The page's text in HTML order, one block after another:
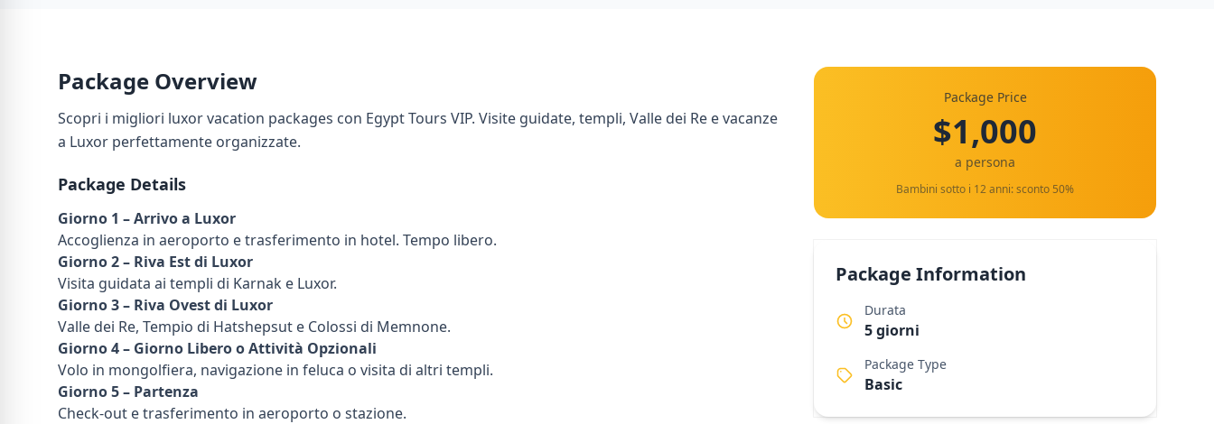
Package Overview
Scopri i migliori luxor vacation packages con Egypt Tours VIP. Visite guidate, templi, Valle dei Re e vacanze
a Luxor perfettamente organizzate.
Package Details
Giorno 1 – Arrivo a Luxor
Accoglienza in aeroporto e trasferimento in hotel. Tempo libero.
Giorno 2 – Riva Est di Luxor
Visita guidata ai templi di Karnak e Luxor.
Giorno 3 – Riva Ovest di Luxor
Valle dei Re, Tempio di Hatshepsut e Colossi di Memnone.
Giorno 4 – Giorno Libero o Attività Opzionali
Volo in mongolfiera, navigazione in feluca o visita di altri templi.
Giorno 5 – Partenza
Check-out e trasferimento in aeroporto o stazione.
Package Price
$1,000
a persona
Bambini sotto i 12 anni: sconto 50%
Package Information
Durata
5 giorni
Package Type
Basic